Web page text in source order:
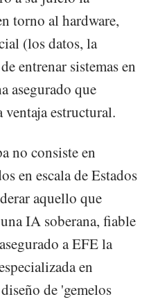
torno al hardware,
(los datos, la
entrenar sistemas en
asegurado que
estructural.
no consiste en
en escala de Estados
aquello que
IA soberana, fiable
a EFE la
en
de 'gemelos